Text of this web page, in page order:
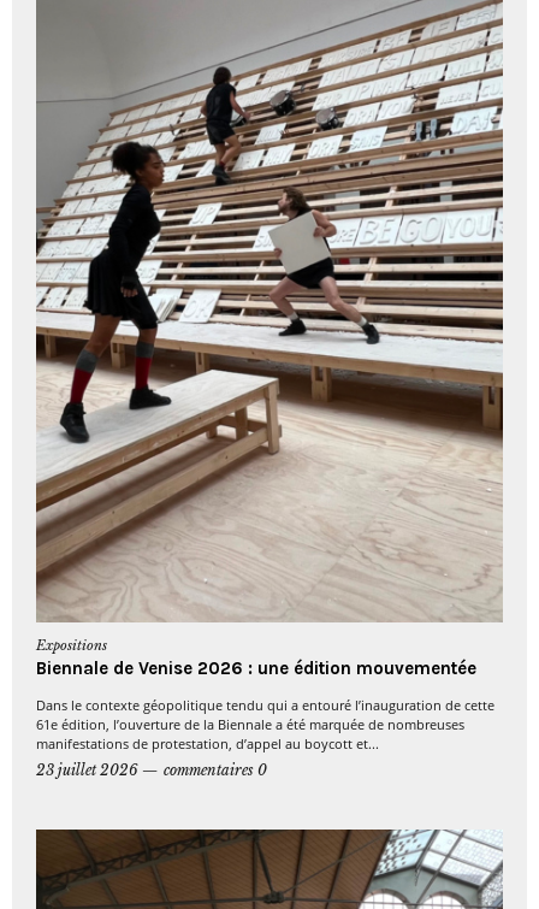
Expositions
Biennale de Venise 2026 : une édition mouvementée
Dans le contexte géopolitique tendu qui a entouré l’inauguration de cette
61e édition, l’ouverture de la Biennale a été marquée de nombreuses
manifestations de protestation, d’appel au boycott et...
23 juillet 2026
commentaires 0